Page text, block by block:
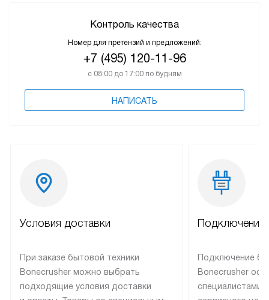
Контроль качества
Номер для претензий и предложений:
+7 (495) 120-11-96
с 08:00 до 17:00 по будням
НАПИСАТЬ
Условия доставки
При заказе бытовой техники
Bonecrusher можно выбрать
подходящие условия доставки
Подключение
Подключение
Bonecrusher
специалистами